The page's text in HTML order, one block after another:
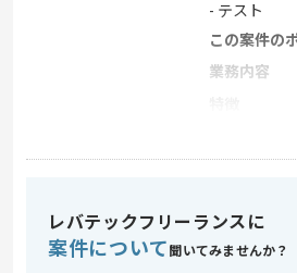
- テスト
この案件の
業務内容
スキル
・Javaを用
レバテックフリーランスに
案件について 聞いてみませんか？